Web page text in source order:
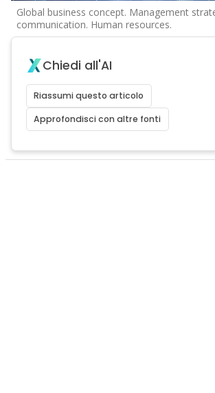
Global business concept. Management
communication. Human resources.
Chiedi all'AI
Riassumi questo articolo
Approfondisci con altre fonti